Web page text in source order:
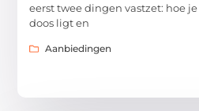
eerst twee dingen vastzet: hoe
doos ligt en
Aanbiedingen